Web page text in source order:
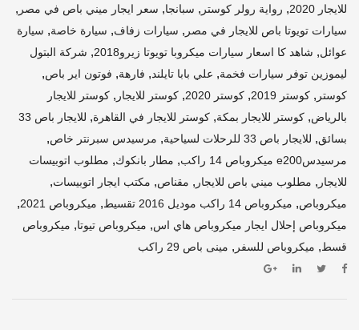
للايجار 2020
, رواية رولر كوستر , سبانجا, سعر ايجار ميني باص في مصر ,
سيارات تويوتا باص للايجار في مصر , سيارات زفاف, سيارة خاصة, سيارة
عوائل, شاهد كا اسعار سيارات ميكروبا تويوتا زيرو2018 , شركة البتول
ليموزين توفر سيارات فخمة, علي بابا تايلند, فارهة, فوتون اير باص,
كوستر , كوستر 2019 , كوستر 2020 , كوستر للايجار , كوستر للايجار
بالرياض, كوستر للايجار بمكة, كوستر للايجار في القاهرة,
للايجار باص 33
بسائق, للايجار باص 33 للرحلات لسياحية , مرسيدس سبرنتر خاص,
مرسيدسe200 ميكروباص 14 راكب , مطار بانكوك, مطلوب اتوبيسات
للايجار , مطلوب ميني باص للايجار , مقناص, مكتب ايجار اتوبيسات,
ميكروباص, ميكروباص 14 راكب موديل 2016 تقسيط , ميكروباص 2021 ,
ميكروباص إحلال ايجار ميكروباص هاي اس, ميكروباص تيوتا, ميكروباص
قسط, ميكروباص للسفر , مينى باص 29 راكب